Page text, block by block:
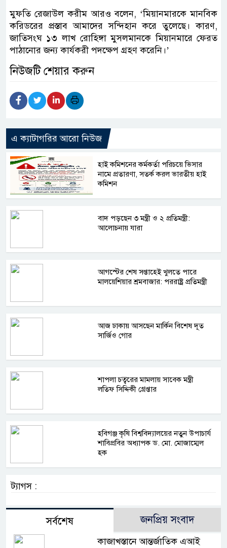
মুফতি রেজাউল করীম আরও বলেন, ‘মিয়ানমারকে মানবিক
করিডরের প্রস্তাব আমাদের সন্দিহান করে তুলেছে। কারণ,
জাতিসংঘ ১৩ লাখ রোহিঙ্গা মুসলমানকে মিয়ানমারে ফেরত
পাঠানোর জন্য কার্যকরী পদক্ষেপ গ্রহণ করেনি।’
নিউজটি শেয়ার করুন
এ ক্যাটাগরির আরো নিউজ
হাই কমিশনের কর্মকর্তা পরিচয়ে ভিসার
নামে প্রতারণা, সতর্ক করল ভারতীয় হাই
কমিশন
বাদ পড়ছেন ৩ মন্ত্রী ও ২ প্রতিমন্ত্রী:
আলোচনায় যারা
আগস্টের শেষ সপ্তাহেই খুলতে পারে
মালয়েশিয়ার শ্রমবাজার: পররাষ্ট্র প্রতিমন্ত্রী
আজ ঢাকায় আসছেন মার্কিন বিশেষ দূত
সার্জিও গোর
শাপলা চত্বরের মামলায় সাবেক মন্ত্রী
লতিফ সিদ্দিকী গ্রেপ্তার
হবিগঞ্জ কৃষি বিশ্ববিদ্যালয়ের নতুন উপাচার্য
শাবিপ্রবির অধ্যাপক ড. মো. মোজাম্মেল
হক
ট্যাগস :
সর্বশেষ জনপ্রিয় সংবাদ
কাজাখস্তানে আন্তর্জাতিক এআই